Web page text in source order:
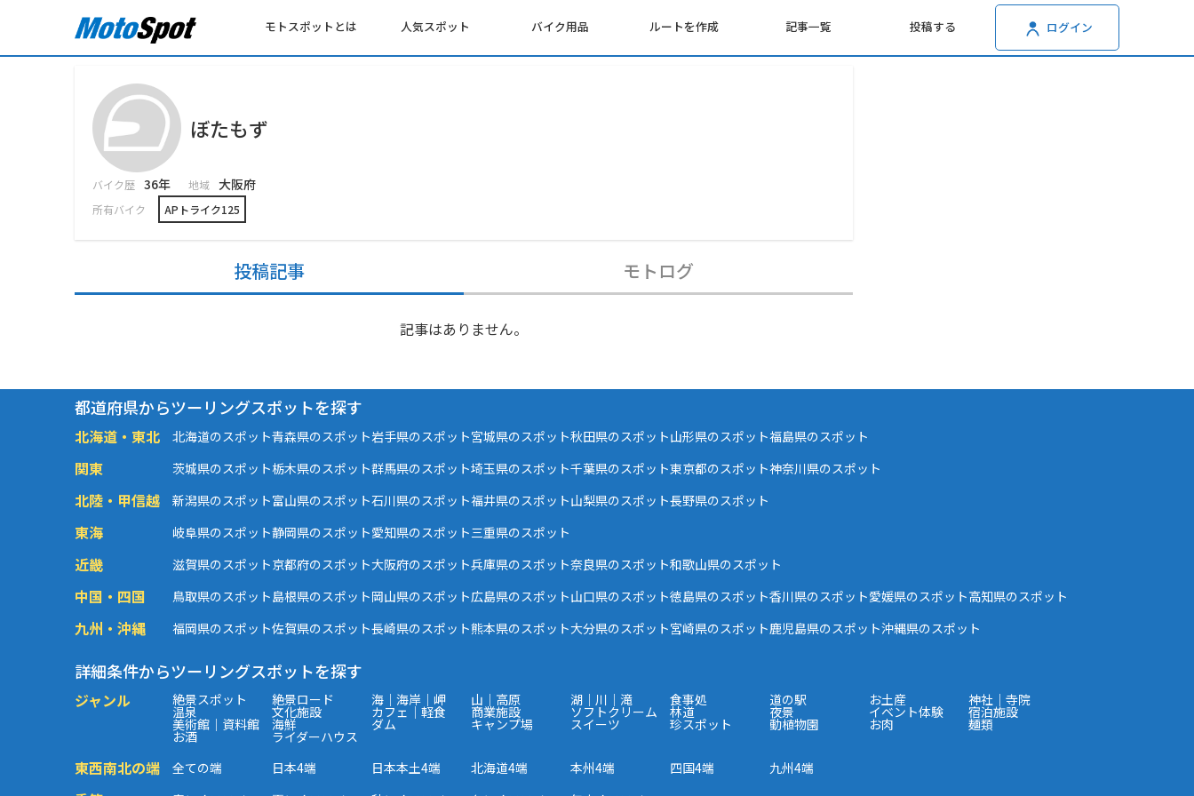
モトスポットとは 人気スポット バイク用品 ルートを作成 記事一覧 投稿する ログイン
ぼたもず
バイク歴 36年 地域 大阪府
所有バイク APトライク125
投稿記事 モトログ
記事はありません。
都道府県からツーリングスポットを探す
北海道・東北 北海道のスポット青森県のスポット岩手県のスポット宮城県のスポット秋田県のスポット山形県のスポット福島県のスポット
関東 茨城県のスポット栃木県のスポット群馬県のスポット埼玉県のスポット千葉県のスポット東京都のスポット神奈川県のスポット
北陸・甲信越 新潟県のスポット富山県のスポット石川県のスポット福井県のスポット山梨県のスポット長野県のスポット
東海 岐阜県のスポット静岡県のスポット愛知県のスポット三重県のスポット
近畿 滋賀県のスポット京都府のスポット大阪府のスポット兵庫県のスポット奈良県のスポット和歌山県のスポット
中国・四国 鳥取県のスポット島根県のスポット岡山県のスポット広島県のスポット山口県のスポット徳島県のスポット香川県のスポット愛媛県のスポット高知県のスポット
九州・沖縄 福岡県のスポット佐賀県のスポット長崎県のスポット熊本県のスポット大分県のスポット宮崎県のスポット鹿児島県のスポット沖縄県のスポット
詳細条件からツーリングスポットを探す
ジャンル 絶景スポット 絶景ロード 海｜海岸｜岬 山｜高原 湖｜川｜滝 食事処 道の駅 お土産 神社｜寺院
温泉 文化施設 カフェ｜軽食 商業施設 ソフトクリーム 林道 夜景 イベント体験 宿泊施設
美術館｜資料館 海鮮 ダム キャンプ場 スイーツ 珍スポット 動植物園 お肉 麺類
お酒 ライダーハウス
東西南北の端 全ての端 日本4端 日本本土4端 北海道4端 本州4端 四国4端 九州4端